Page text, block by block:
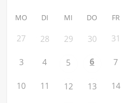
MO DI MI DO FR
27 28 29 30 31
3 4 5 6 7
10 11 12 13 14